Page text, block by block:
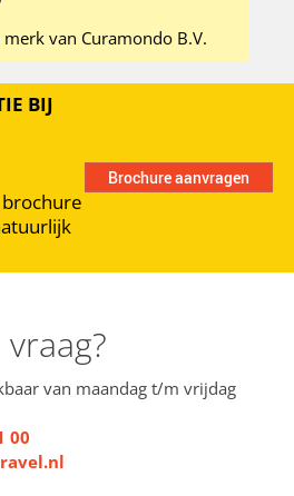
merk van Curamondo B.V.
BIJ
van maandag t/m vrijdag
00